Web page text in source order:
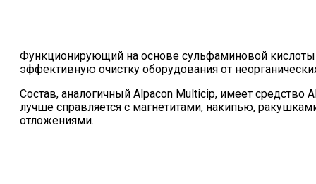
Функционирующий на основе сульфаминовой кислоты
эффективную очистку оборудования от
Состав, аналогичный Alpacon Multicip, имеет средство
лучше справляется с магнетитами, накипью,
отложениями.